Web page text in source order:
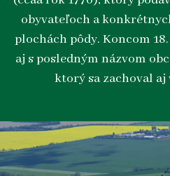
obyvateľoch a
plochách pôdy. Koncom
aj s posledným názvom
ktorý sa zachoval aj